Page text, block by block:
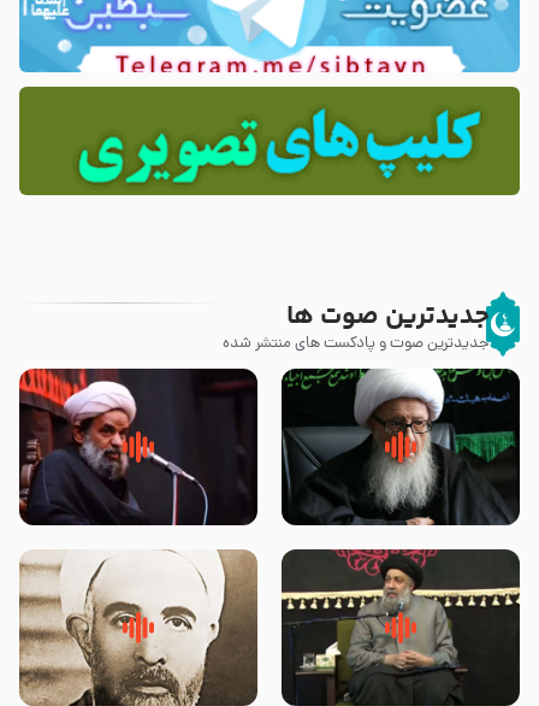
جدیدترین صوت ها
جدیدترین صوت و پادکست های منتشر شده
زوّار اربعین امام حسین (علیه
السلام) با این اشتیاق به زیارت
روضه جانسوز پاره های جگر امام
حسن مجتبی علیه السلام-حجت
لقب حضرت رقیه سلام الله علیها به
چه معناست – حجت الاسلام علوی
روضه‌ی مجلس یزید ملعون و
اسارت اهل‌بیت علیهم‌السلام –